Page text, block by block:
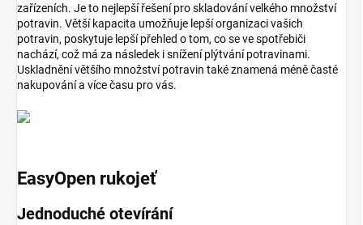
zařízeních. Je to nejlepší řešení pro skladování velkého množství
potravin. Větší kapacita umožňuje lepší organizaci vašich
potravin, poskytuje lepší přehled o tom, co se ve spotřebiči
nachází, což má za následek i snížení plýtvání potravinami.
Uskladnění většího množství potravin také znamená méně časté
nakupování a více času pro vás.
EasyOpen rukojeť
Jednoduché otevírání